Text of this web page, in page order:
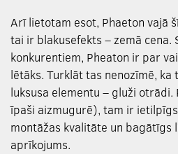
Arī lietotam esot, Phaeton vajā
tai ir blakusefekts – zemā
konkurentiem, Pheaton ir par
lētāks. Turklāt tas nenozīmē,
luksusa elementu – gluži
īpaši aizmugurē), tam ir
montāžas kvalitāte un bagātīgs
aprīkojums.